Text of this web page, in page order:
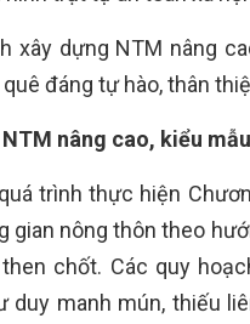
xây dựng NTM nâng
đáng tự hào, thân
nâng cao, kiểu
trình thực hiện
gian nông thôn theo
chốt. Các quy
duy manh mún, thiếu